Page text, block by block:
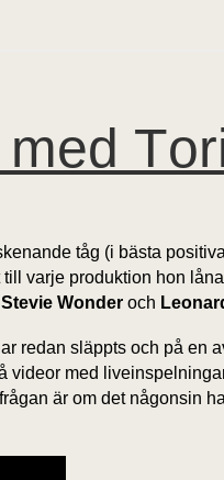
tåg (i bästa
varje produktion hon
Stevie Wonder och
redan släppts och på en
med
är om det någonsin